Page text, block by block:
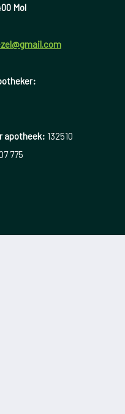
Mol
apotheek: 132510
775